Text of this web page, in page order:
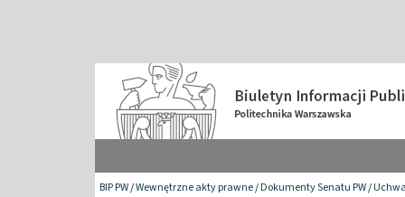
BIP PW/Wewnętrzne akty prawne/Dokumenty Senatu PW/